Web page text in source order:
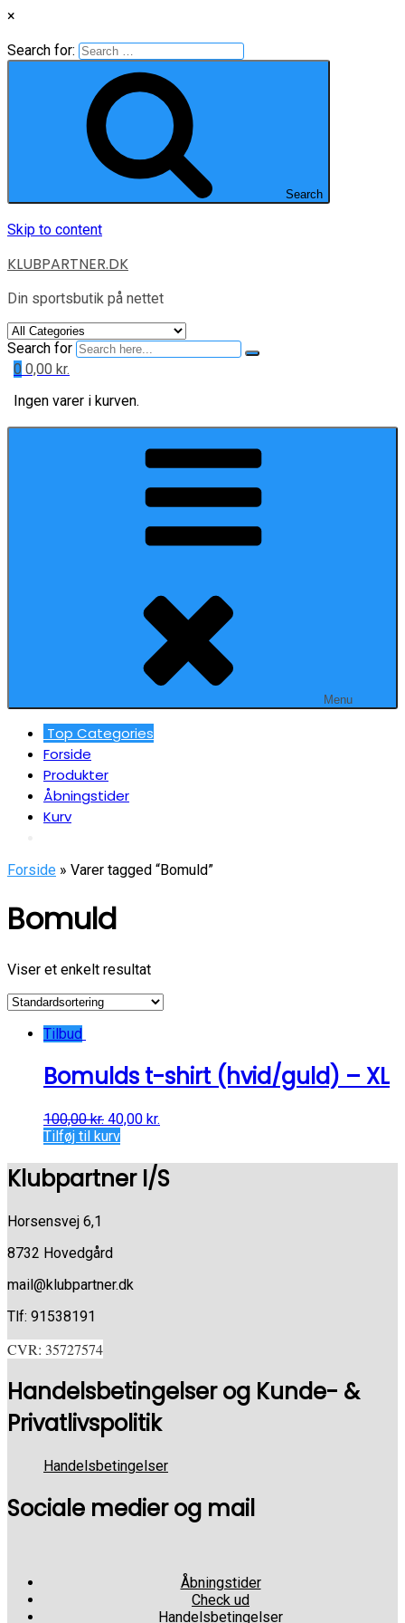
×
Search for:
Search
Skip to content
KLUBPARTNER.DK
Din sportsbutik på nettet
Search for
0 0,00 kr.
Ingen varer i kurven.
Menu
Top Categories
Forside
Produkter
Åbningstider
Kurv
Forside » Varer tagged “Bomuld”
Bomuld
Viser et enkelt resultat
Tilbud
Bomulds t-shirt (hvid/guld) – XL
100,00kr. 40,00 kr.
Tilføj til kurv
Klubpartner I/S
Horsensvej 6,1
8732 Hovedgård
mail@klubpartner.dk
Tlf: 91538191
CVR: 35727574
Handelsbetingelser og Kunde- &
Privatlivspolitik
Handelsbetingelser
Sociale medier og mail
Åbningstider
Check ud
Handelsbetingelser